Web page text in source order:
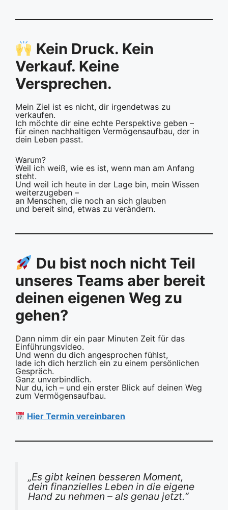
Kein Druck. Kein
Verkauf. Keine
Versprechen.
Mein Ziel ist es nicht, dir irgendetwas zu
verkaufen.
Ich möchte dir eine echte Perspektive geben –
für einen nachhaltigen Vermögensaufbau, der in
dein Leben passt.
Warum?
Weil ich weiß, wie es ist, wenn man am Anfang
steht.
Und weil ich heute in der Lage bin, mein Wissen
weiterzugeben –
an Menschen, die noch an sich glauben
und bereit sind, etwas zu verändern.
Du bist noch nicht Teil
unseres Teams aber bereit
deinen eigenen Weg zu
gehen?
Dann nimm dir ein paar Minuten Zeit für das
Einführungsvideo.
Und wenn du dich angesprochen fühlst,
lade ich dich herzlich ein zu einem persönlichen
Gespräch.
Ganz unverbindlich.
Nur du, ich – und ein erster Blick auf deinen Weg
zum Vermögensaufbau.
Hier Termin vereinbaren
„Es gibt keinen besseren Moment,
dein finanzielles Leben in die eigene
Hand zu nehmen – als genau jetzt.“